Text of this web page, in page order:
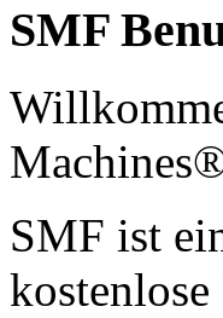
SMF
SMF ist